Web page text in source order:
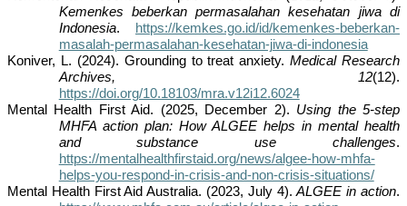
Kemenkes beberkan permasalahan kesehatan jiwa di
Indonesia.
https://kemkes.go.id/id/kemenkes-beberkan-
masalah-permasalahan-kesehatan-jiwa-di-indonesia
Koniver, L. (2024). Grounding to treat anxiety.Medical Research
Archives, 12(12).
https://doi.org/10.18103/mra.v12i12.6024
Mental Health First Aid. (2025, December 2). Using the 5-step
MHFA action plan: How ALGEE helps in mental health
and substance use challenges.
https://mentalhealthfirstaid.org/news/algee-how-mhfa-
helps-you-respond-in-crisis-and-non-crisis-situations/
Mental Health First Aid Australia. (2023, July 4).ALGEE in action.